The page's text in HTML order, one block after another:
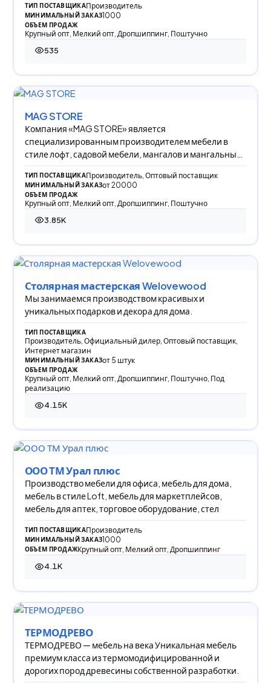
ТИП ПОСТАВЩИКАПроизводитель
МИНИМАЛЬНЫЙ ЗАКАЗ1000
ОБЪЕМ ПРОДАЖ
Крупный опт, Мелкий опт, Дропшиппинг, Поштучно
535
535 просмотров
MAG STORE
Компания «MAG STORE» является
специализированным производителем мебели в
стиле лофт, садовой мебели, мангалов и мангальных
комплексов.
ТИП ПОСТАВЩИКАПроизводитель, Оптовый поставщик
МИНИМАЛЬНЫЙ ЗАКАЗот 20000
ОБЪЕМ ПРОДАЖ
Крупный опт, Мелкий опт, Дропшиппинг, Поштучно
3.85K
3 853 просмотра
Столярная мастерская Welovewood
Мы занимаемся производством красивых и
уникальных подарков и декора для дома.
ТИП ПОСТАВЩИКА
Производитель, Официальный дилер, Оптовый поставщик,
Интернет магазин
МИНИМАЛЬНЫЙ ЗАКАЗот 5 штук
ОБЪЕМ ПРОДАЖ
Крупный опт, Мелкий опт, Дропшиппинг, Поштучно, Под
реализацию
4.15K
4 145 просмотров
ООО ТМ Урал плюс
Производство мебели для офиса, мебель для дома,
мебель в стиле Loft, мебель для маркетплейсов,
мебель для аптек, торговое оборудование, стел
ТИП ПОСТАВЩИКАПроизводитель
МИНИМАЛЬНЫЙ ЗАКАЗ1000
ОБЪЕМ ПРОДАЖКрупный опт, Мелкий опт, Дропшиппинг
4.1K
4 103 просмотра
ТЕРМОДРЕВО
ТЕРМОДРЕВО — мебель на века Уникальная мебель
премиум класса из термомодифицированной и
дорогих пород древесины собственной разработки.